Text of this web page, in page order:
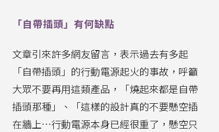
「自帶插頭」有何缺點
文章引來許多網友留言，表示過去有多起
「自帶插頭」的行動電源起火的事故，呼籲
大眾不要再用這類產品，「燒起來都是自帶
插頭那種」、「這樣的設計真的不要懸空插
在牆上…行動電源本身已經很重了，懸空只